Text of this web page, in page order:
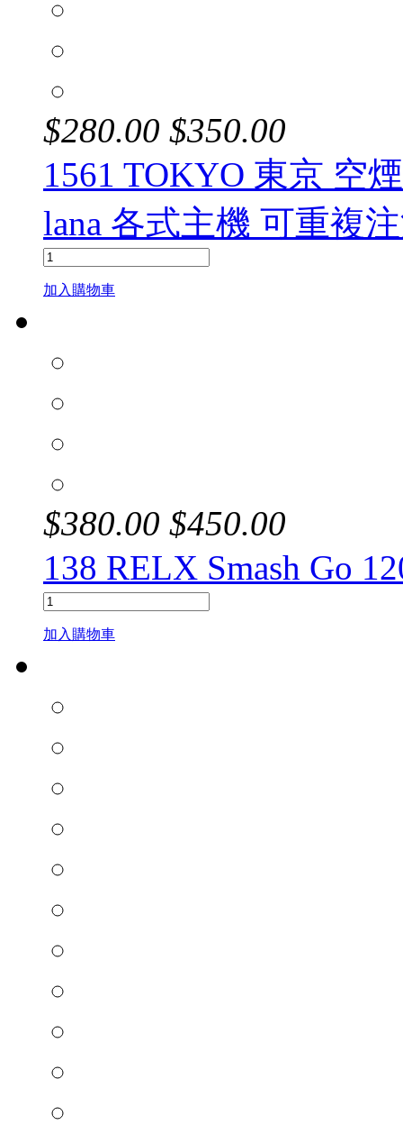
$280.00 $350.00
1561 TOKYO 東京 空
lana 各式主機 可重複
加入購物車
$380.00 $450.00
138 RELX Smash Go
加入購物車